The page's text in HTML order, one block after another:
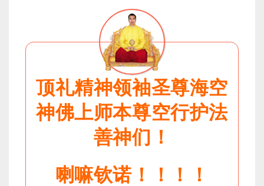
顶礼精神领袖圣尊海空
神佛上师本尊空行护法
善神们！
喇嘛钦诺！！！！